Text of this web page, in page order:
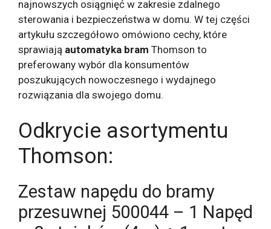
najnowszych osiągnięć w zakresie zdalnego
sterowania i bezpieczeństwa w domu. W tej części
artykułu szczegółowo omówiono cechy, które
sprawiają automatyka bram Thomson to
preferowany wybór dla konsumentów
poszukujących nowoczesnego i wydajnego
rozwiązania dla swojego domu.
Odkrycie asortymentu
Thomson:
Zestaw napędu do bramy
przesuwnej 500044 – 1 Napęd